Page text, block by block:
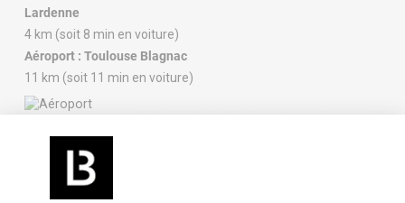
Lardenne
4 km (soit 8 min en voiture)
Aéroport : Toulouse Blagnac
11 km (soit 11 min en voiture)